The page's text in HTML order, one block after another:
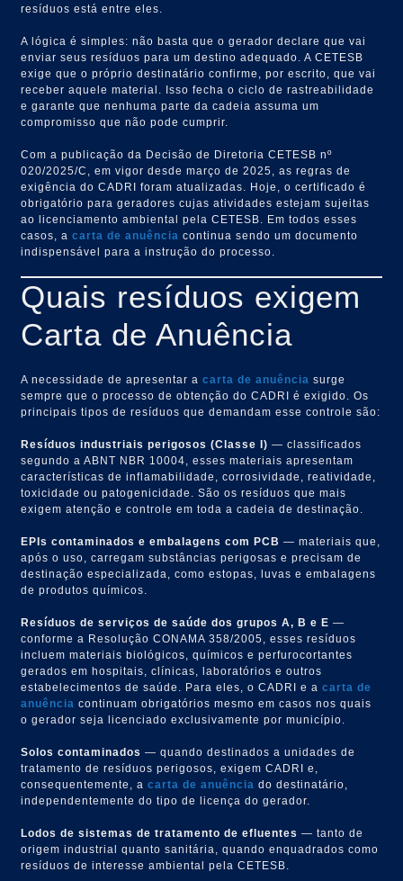
resíduos está entre eles.
A lógica é simples: não basta que o gerador declare que vai
enviar seus resíduos para um destino adequado. A CETESB
exige que o próprio destinatário confirme, por escrito, que vai
receber aquele material. Isso fecha o ciclo de rastreabilidade
e garante que nenhuma parte da cadeia assuma um
compromisso que não pode cumprir.
Com a publicação da Decisão de Diretoria CETESB nº
020/2025/C, em vigor desde março de 2025, as regras de
exigência do CADRI foram atualizadas. Hoje, o certificado é
obrigatório para geradores cujas atividades estejam sujeitas
ao licenciamento ambiental pela CETESB. Em todos esses
casos, acarta de anuência continua sendo um documento
indispensável para a instrução do processo.
Quais resíduos exigem
Carta de Anuência
A necessidade de apresentar acarta de anuência surge
sempre que o processo de obtenção do CADRI é exigido. Os
principais tipos de resíduos que demandam esse controle são:
Resíduos industriais perigosos (Classe I) — classificados
segundo a ABNT NBR 10004, esses materiais apresentam
características de inflamabilidade, corrosividade, reatividade,
toxicidade ou patogenicidade. São os resíduos que mais
exigem atenção e controle em toda a cadeia de destinação.
EPIs contaminados e embalagens com PCB — materiais que,
após o uso, carregam substâncias perigosas e precisam de
destinação especializada, como estopas, luvas e embalagens
de produtos químicos.
Resíduos de serviços de saúde dos grupos A, B e E —
conforme a Resolução CONAMA 358/2005, esses resíduos
incluem materiais biológicos, químicos e perfurocortantes
gerados em hospitais, clínicas, laboratórios e outros
estabelecimentos de saúde. Para eles, o CADRI e acarta de
anuência continuam obrigatórios mesmo em casos nos quais
o gerador seja licenciado exclusivamente por município.
Solos contaminados — quando destinados a unidades de
tratamento de resíduos perigosos, exigem CADRI e,
consequentemente, acarta de anuência do destinatário,
independentemente do tipo de licença do gerador.
Lodos de sistemas de tratamento de efluentes — tanto de
origem industrial quanto sanitária, quando enquadrados como
resíduos de interesse ambiental pela CETESB.